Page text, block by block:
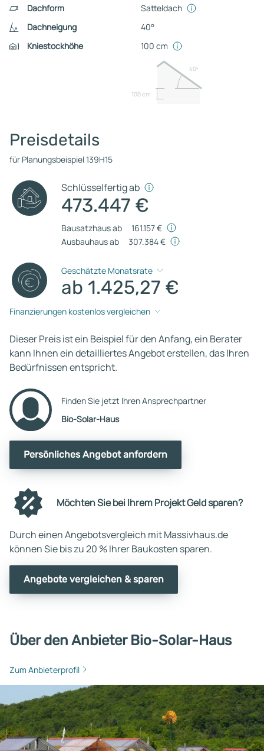
Dachform
Satteldach
Dachneigung
40°
Kniestockhöhe
100 cm
100 cm
40º
Preisdetails
für Planungsbeispiel 139H15
Schlüsselfertig ab
473.447 €
Bausatzhaus ab
161.157 €
Ausbauhaus ab
307.384 €
Geschätzte Monatsrate
ab 1.425,27 €
Finanzierungen kostenlos vergleichen
Dieser Preis ist ein Beispiel für den Anfang, ein Berater
kann Ihnen ein detailliertes Angebot erstellen, das Ihren
Bedürfnissen entspricht.
Finden Sie jetzt Ihren Ansprechpartner
Bio-Solar-Haus
Persönliches Angebot anfordern
Möchten Sie bei Ihrem Projekt Geld sparen?
Durch einen Angebotsvergleich mit Massivhaus.de
können Sie bis zu 20 % Ihrer Baukosten sparen.
Angebote vergleichen & sparen
Über den Anbieter Bio-Solar-Haus
Zum Anbieterprofil